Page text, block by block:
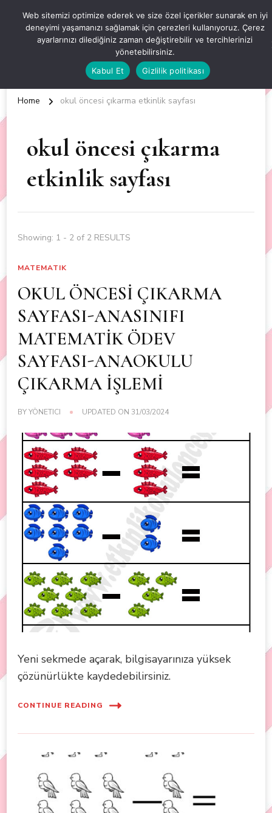
OKUL ÖNCESİ ETKİNLİKLER
EN YENİ VE ÖZGÜN OKUL ÖNCESİ ETKİNLİKLERİ
Home okul öncesi çıkarma etkinlik sayfası
okul öncesi çıkarma
etkinlik sayfası
Showing: 1 - 2 of 2 RESULTS
MATEMATIK
OKUL ÖNCESİ ÇIKARMA
SAYFASI-ANASINIFI
MATEMATİK ÖDEV
SAYFASI-ANAOKULU
ÇIKARMA İŞLEMİ
BYYÖNETICI UPDATED ON 31/03/2024
Yeni sekmede açarak, bilgisayarınıza yüksek
çözünürlükte kaydedebilirsiniz.
CONTINUE READING
Web sitemizi optimize ederek ve size özel içerikler sunarak en iyi
deneyimi yaşamanızı sağlamak için çerezleri kullanıyoruz. Çerez
ayarlarınızı dilediğiniz zaman değiştirebilir ve tercihlerinizi
yönetebilirsiniz.
Kabul Et
Gizlilik politikası